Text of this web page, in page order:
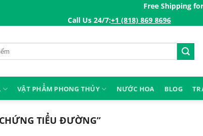
Free Shipping for
Call Us 24/7:ㅤ+1 (818) 869 8696
VẬT PHẨM PHONG THỦY NƯỚC HOA BLOG
TIỂU ĐƯỜNG”